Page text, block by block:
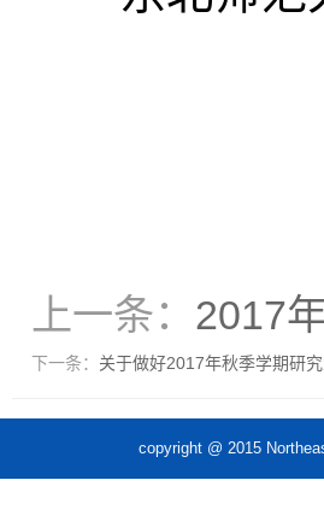
上一条： 2017
下一条： 关于做好2017年秋季学期研
copyright @ 2015